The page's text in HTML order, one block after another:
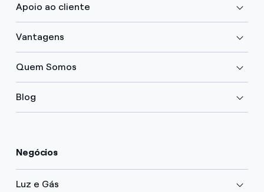
Apoio ao cliente
Vantagens
Quem Somos
Blog
Negócios
Luz e Gás